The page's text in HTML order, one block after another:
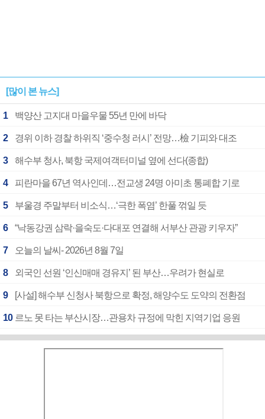
[많이 본 뉴스]
1 백양산 고지대 마을우물 55년 만에 바닥
2 경위 이하 경찰 하위직 ‘중수청 러시’ 전망…檢 기피와 대조
3 해수부 청사, 북항 국제여객터미널 옆에 선다(종합)
4 피란마을 67년 역사인데…전교생 24명 아미초 통폐합 기로
5 부울경 주말부터 비소식…‘극한 폭염’ 한풀 꺾일 듯
6 “낙동강권 삼락·을숙도·다대포 연결해 서부산 관광 키우자”
7 오늘의 날씨- 2026년 8월 7일
8 외국인 선원 ‘인신매매 경유지’ 된 부산…우려가 현실로
9 [사설] 해수부 신청사 북항으로 확정, 해양수도 도약의 전환점
10 르노 못 타는 부산시장…관용차 규정에 막힌 지역기업 응원